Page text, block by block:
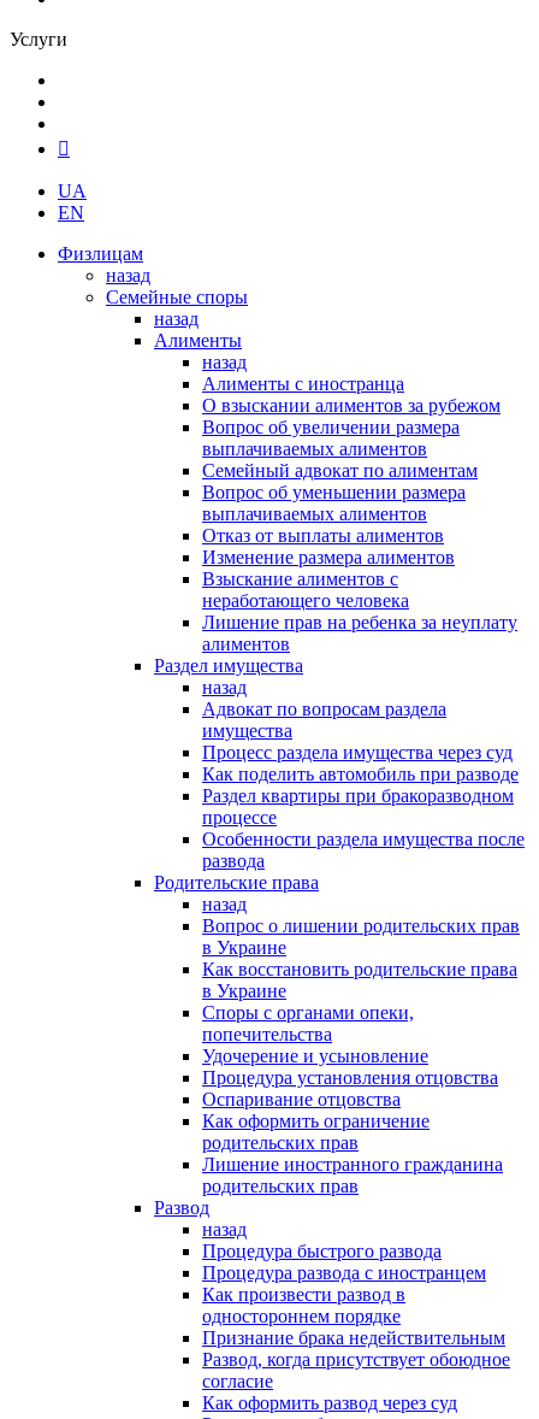
Услуги
UA
EN
Физлицам
назад
Семейные споры
назад
Алименты
назад
Алименты с иностранца
О взыскании алиментов за рубежом
Вопрос об увеличении размера
выплачиваемых алиментов
Семейный адвокат по алиментам
Вопрос об уменьшении размера
выплачиваемых алиментов
Отказ от выплаты алиментов
Изменение размера алиментов
Взыскание алиментов с
неработающего человека
Лишение прав на ребенка за неуплату
алиментов
Раздел имущества
назад
Адвокат по вопросам раздела
имущества
Процесс раздела имущества через суд
Как поделить автомобиль при разводе
Раздел квартиры при бракоразводном
процессе
Особенности раздела имущества после
развода
Родительские права
назад
Вопрос о лишении родительских прав
в Украине
Как восстановить родительские права
в Украине
Споры с органами опеки,
попечительства
Удочерение и усыновление
Процедура установления отцовства
Оспаривание отцовства
Как оформить ограничение
родительских прав
Лишение иностранного гражданина
родительских прав
Развод
назад
Процедура быстрого развода
Процедура развода с иностранцем
Как произвести развод в
одностороннем порядке
Признание брака недействительным
Развод, когда присутствует обоюдное
согласие
Как оформить развод через суд